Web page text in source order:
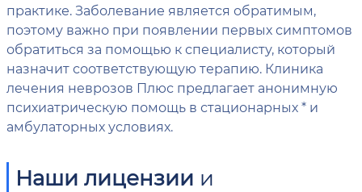
практике. Заболевание является обратимым,
поэтому важно при появлении первых симптомов
обратиться за помощью к специалисту, который
назначит соответствующую терапию. Клиника
лечения неврозов Плюс предлагает анонимную
психиатрическую помощь в стационарных * и
амбулаторных условиях.
Наши лицензии и